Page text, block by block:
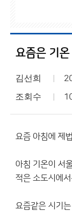
요즘은 기
김선희
조회수
요즘 아침에 제
아침 기온이 서
적은 소도시에
요즘같은 시기